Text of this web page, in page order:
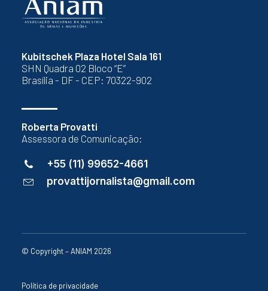
Kubitschek Plaza Hotel Sala 161
SHN Quadra 02 Bloco “E”
Brasília - DF - CEP: 70322-902
Roberta Provatti
Assessora de Comunicação:
+55 (11) 99652-4661
provattijornalista@gmail.com
© Copyright – ANIAM 2026
Política de privacidade